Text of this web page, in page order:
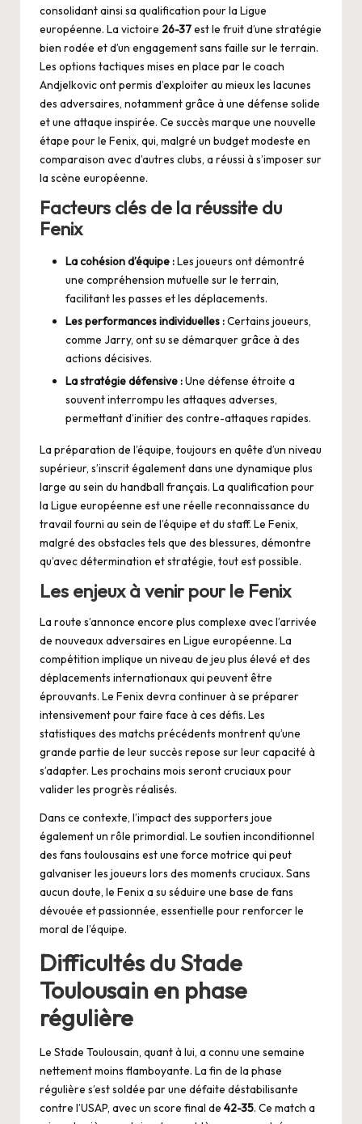
consolidant ainsi sa qualification pour la Ligue
européenne. La victoire 26-37est le fruit d’une stratégie
bien rodée et d’un engagement sans faille sur le terrain.
Les options tactiques mises en place par le coach
Andjelkovic ont permis d’exploiter au mieux les lacunes
des adversaires, notamment grâce à une défense solide
et une attaque inspirée. Ce succès marque une nouvelle
étape pour le Fenix, qui, malgré un budget modeste en
comparaison avec d’autres clubs, a réussi à s’imposer sur
la scène européenne.
Facteurs clés de la réussite du
Fenix
La cohésion d’équipe :Les joueurs ont démontré
une compréhension mutuelle sur le terrain,
facilitant les passes et les déplacements.
Les performances individuelles :Certains joueurs,
comme Jarry, ont su se démarquer grâce à des
actions décisives.
La stratégie défensive :Une défense étroite a
souvent interrompu les attaques adverses,
permettant d’initier des contre-attaques rapides.
La préparation de l’équipe, toujours en quête d’un niveau
supérieur, s’inscrit également dans une dynamique plus
large au sein du handball français. La qualification pour
la Ligue européenne est une réelle reconnaissance du
travail fourni au sein de l’équipe et du staff. Le Fenix,
malgré des obstacles tels que des blessures, démontre
qu’avec détermination et stratégie, tout est possible.
Les enjeux à venir pour le Fenix
La route s’annonce encore plus complexe avec l’arrivée
de nouveaux adversaires en Ligue européenne. La
compétition implique un niveau de jeu plus élevé et des
déplacements internationaux qui peuvent être
éprouvants. Le Fenix devra continuer à se préparer
intensivement pour faire face à ces défis. Les
statistiques des matchs précédents montrent qu’une
grande partie de leur succès repose sur leur capacité à
s’adapter. Les prochains mois seront cruciaux pour
valider les progrès réalisés.
Dans ce contexte, l’impact des supporters joue
également un rôle primordial. Le soutien inconditionnel
des fans toulousains est une force motrice qui peut
galvaniser les joueurs lors des moments cruciaux. Sans
aucun doute, le Fenix a su séduire une base de fans
dévouée et passionnée, essentielle pour renforcer le
moral de l’équipe.
Difficultés du Stade
Toulousain en phase
régulière
Le Stade Toulousain, quant à lui, a connu une semaine
nettement moins flamboyante. La fin de la phase
régulière s’est soldée par une défaite déstabilisante
contre l’USAP, avec un score final de 42-35. Ce match a